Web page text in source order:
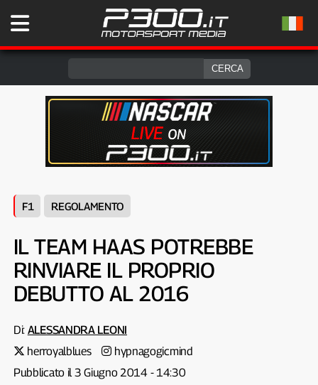
F1 REGOLAMENTO
IL TEAM HAAS POTREBBE
RINVIARE IL PROPRIO
DEBUTTO AL 2016
Di: ALESSANDRA LEONI
herroyalblues
hypnagogicmind
Pubblicato il 3 Giugno 2014 - 14:30